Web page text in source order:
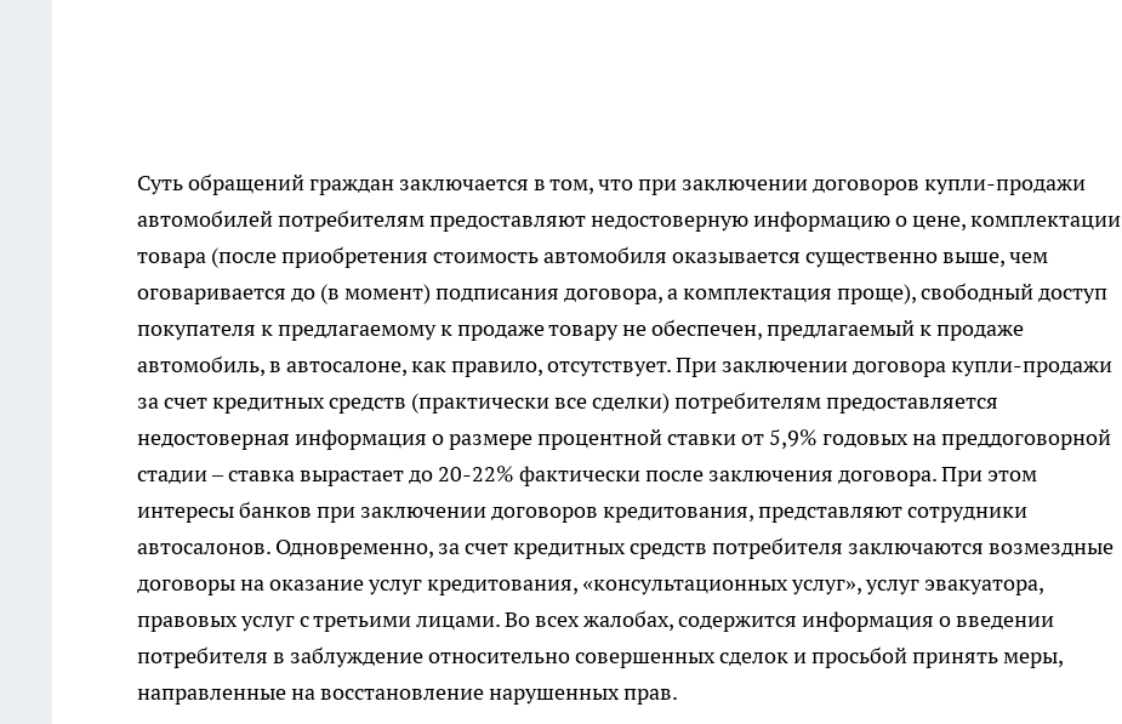
Суть обращений граждан заключается в том, что при заключении договоров купли-продажи
автомобилей потребителям предоставляют недостоверную информацию о цене, комплектации
товара (после приобретения стоимость автомобиля оказывается существенно выше, чем
оговаривается до (в момент) подписания договора, а комплектация проще), свободный доступ
покупателя к предлагаемому к продаже товару не обеспечен, предлагаемый к продаже
автомобиль, в автосалоне, как правило, отсутствует. При заключении договора купли-продажи
за счет кредитных средств (практически все сделки) потребителям предоставляется
недостоверная информация о размере процентной ставки от 5,9% годовых на преддоговорной
стадии – ставка вырастает до 20-22% фактически после заключения договора. При этом
интересы банков при заключении договоров кредитования, представляют сотрудники
автосалонов. Одновременно, за счет кредитных средств потребителя заключаются возмездные
договоры на оказание услуг кредитования, «консультационных услуг», услуг эвакуатора,
правовых услуг с третьими лицами. Во всех жалобах, содержится информация о введении
потребителя в заблуждение относительно совершенных сделок и просьбой принять меры,
направленные на восстановление нарушенных прав.